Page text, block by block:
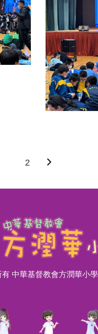
2
有 中華基督教會方潤華小學